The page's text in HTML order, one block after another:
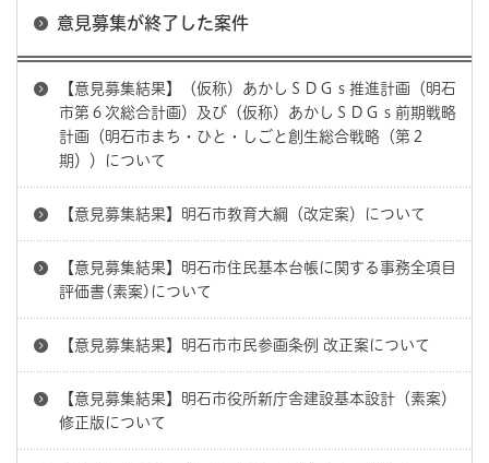
意見募集が終了した案件
【意見募集結果】（仮称）あかしＳＤＧｓ推進計画（明石
市第６次総合計画）及び（仮称）あかしＳＤＧｓ前期戦略
計画（明石市まち・ひと・しごと創生総合戦略（第２
期））について
【意見募集結果】明石市教育大綱（改定案）について
【意見募集結果】明石市住民基本台帳に関する事務全項目
評価書(素案)について
【意見募集結果】明石市市民参画条例 改正案について
【意見募集結果】明石市役所新庁舎建設基本設計（素案）
修正版について